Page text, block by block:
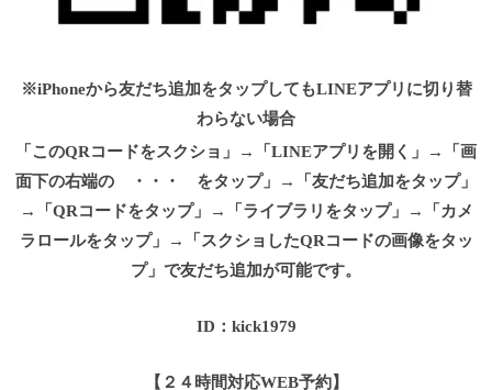
※iPhoneから友だち追加をタップしてもLINEアプリに切り替
わらない場合
「このQRコードをスクショ」→「LINEアプリを開く」→「画
面下の右端の ・・・ をタップ」→「友だち追加をタップ」
→「QRコードをタップ」→「ライブラリをタップ」→「カメ
ラロールをタップ」→「スクショしたQRコードの画像をタッ
プ」で友だち追加が可能です。
ID：kick1979
【２４時間対応WEB予約】